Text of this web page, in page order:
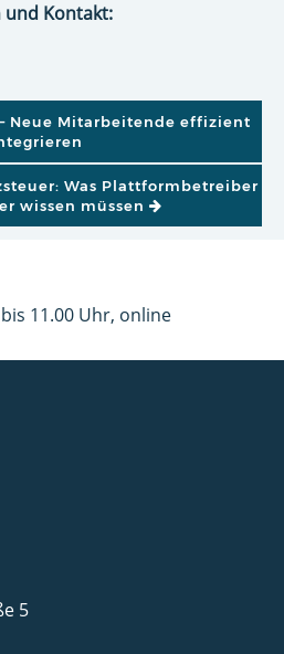
11.00 Uhr, online
Kontakt:
Neue Mitarbeitende effizient
Was Plattformbetreiber
wissen müssen
5